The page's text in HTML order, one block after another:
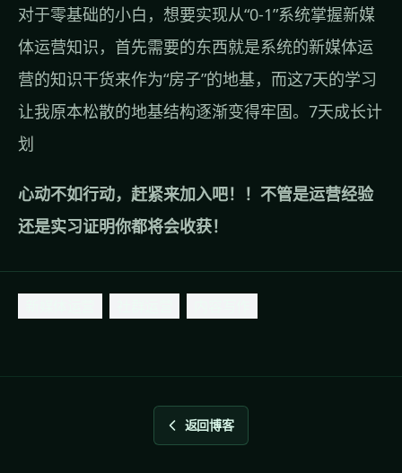
对于零基础的小白，想要实现从“0-1”系统掌握新媒
体运营知识，首先需要的东西就是系统的新媒体运
营的知识干货来作为“房子”的地基，而这7天的学习
让我原本松散的地基结构逐渐变得牢固。 7天成长计
划
心动不如行动，赶紧来加入吧！！不管是运营经验
还是实习证明你都将会收获！
返回博客